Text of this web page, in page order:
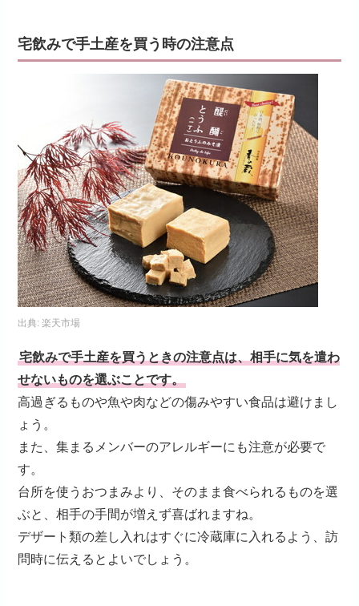
宅飲みで手土産を買う時の注意点
出典:楽天市場
宅飲みで手土産を買うときの注意点は、相手に気を遣わ
せないものを選ぶことです。
高過ぎるものや魚や肉などの傷みやすい食品は避けまし
ょう。
また、集まるメンバーのアレルギーにも注意が必要で
す。
台所を使うおつまみより、そのまま食べられるものを選
ぶと、相手の手間が増えず喜ばれますね。
デザート類の差し入れはすぐに冷蔵庫に入れるよう、訪
問時に伝えるとよいでしょう。